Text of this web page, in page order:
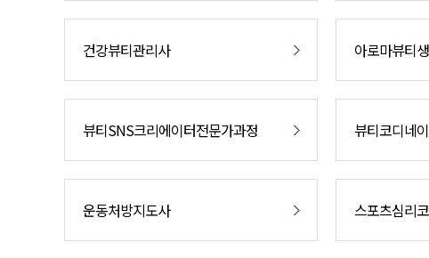
건강뷰티관리사 아로마뷰티
뷰티SNS크리에이터전문가과정 뷰티코디네
운동처방지도사 스포츠심리